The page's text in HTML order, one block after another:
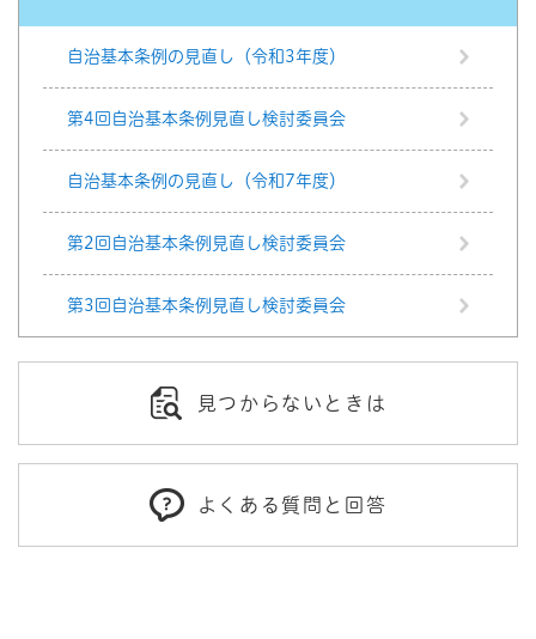
自治基本条例の見直し（令和3年度）
第4回自治基本条例見直し検討委員会
自治基本条例の見直し（令和7年度）
第2回自治基本条例見直し検討委員会
第3回自治基本条例見直し検討委員会
見つからないときは
よくある質問と回答